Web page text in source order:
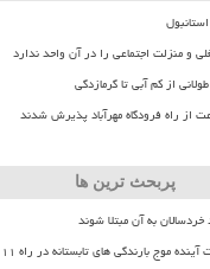
و منزلت اجتماعی را در آن واحد ندارد
از کم آبی تا گرمازدگی
پربحث ترین ها
به آن مبتلا شوند